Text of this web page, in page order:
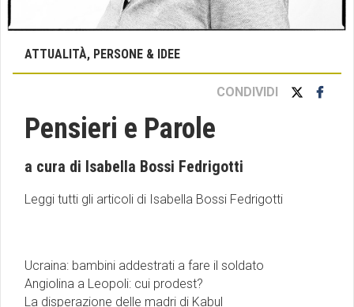
ATTUALITÀ, PERSONE & IDEE
CONDIVIDI
Pensieri e Parole
a cura di Isabella Bossi Fedrigotti
Leggi tutti gli articoli di Isabella Bossi Fedrigotti
Ucraina: bambini addestrati a fare il soldato
Angiolina a Leopoli: cui prodest?
La disperazione delle madri di Kabul